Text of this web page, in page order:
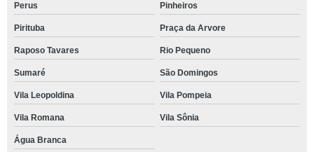
Perus Pinheiros
Pirituba Praça da Arvore
Raposo Tavares Rio Pequeno
Sumaré São Domingos
Vila Leopoldina Vila Pompeia
Vila Romana Vila Sônia
Água Branca